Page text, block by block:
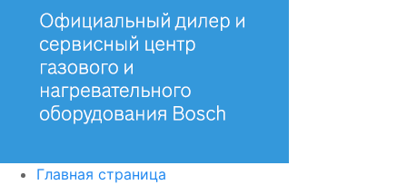
Главная страница